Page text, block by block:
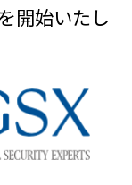
開始いたし